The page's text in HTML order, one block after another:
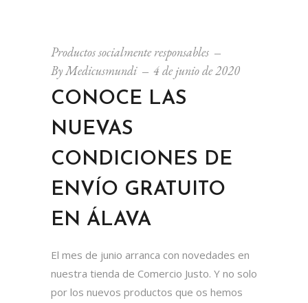
Productos socialmente responsables
ByMedicusmundi 4 de junio de 2020
CONOCE LAS
NUEVAS
CONDICIONES DE
ENVÍO GRATUITO
EN ÁLAVA
El mes de junio arranca con novedades en
nuestra tienda de Comercio Justo. Y no solo
por los nuevos productos que os hemos